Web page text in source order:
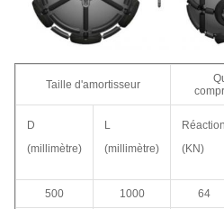
Taille d'amortisseur
D
(millimètre)
L
(millimètre)
Réaction
(KN)
500 1000 64